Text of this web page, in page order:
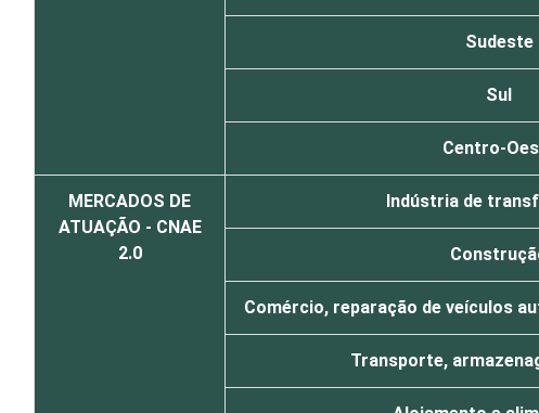
Sudeste
Sul
Centro-
MERCADOS DE
ATUAÇÃO - CNAE
2.0
Indústria de
Comércio, reparação de veículos
Transporte,